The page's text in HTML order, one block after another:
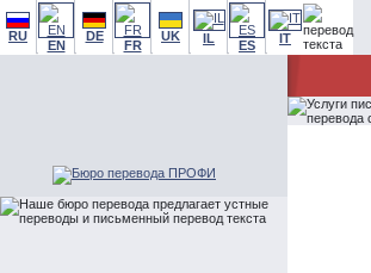
RU
EN
DE
FR
UK IL ES IT